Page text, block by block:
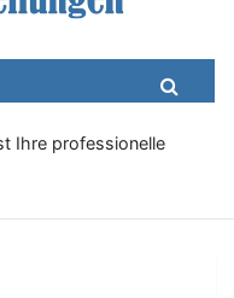
Meldungen, Wirtschaft
Ihre professionelle